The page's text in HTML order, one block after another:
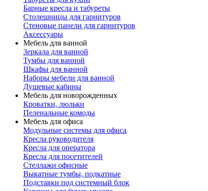
Барные кресла и табуреты
Столешницы для гарнитуров
Стеновые панели для гарнитуров
Аксессуары
Мебель для ванной
Зеркала для ванной
Тумбы для ванной
Шкафы для ванной
Наборы мебели для ванной
Душевые кабины
Мебель для новорожденных
Кроватки, люльки
Пеленальные комоды
Мебель для офиса
Модульные системы для офиса
Кресла руководителя
Кресла для оператора
Кресла для посетителей
Стеллажи офисные
Выкатные тумбы, подкатные
Подставки под системный блок